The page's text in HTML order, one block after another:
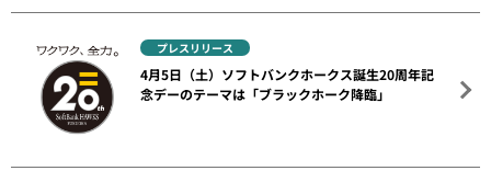
プレスリリース
4月5日（土）ソフトバンクホークス誕生20周年記
念デーのテーマは「ブラックホーク降臨」